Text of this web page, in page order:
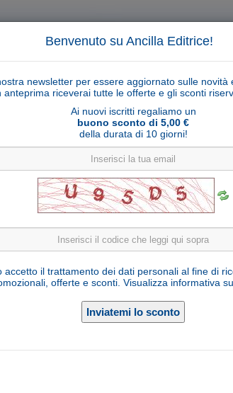
Benvenuto su Ancilla Editrice!
newsletter per essere aggiornato sulle novità
anteprima riceverai tutte le offerte e gli sconti
Ai nuovi iscritti regaliamo un
buono sconto di 5,00 €
della durata di 10 giorni!
accetto il trattamento dei dati personali al fine di
offerte e sconti. Visualizza informativa
Cerca
Collane libri
Articoli religiosi
Cuore di Gesù modello 1
Seleziona una variante
30 cm